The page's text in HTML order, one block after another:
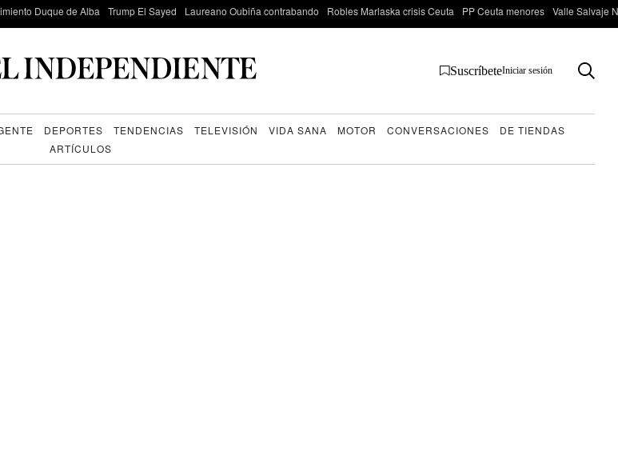
Duque de Alba Trump El Sayed Laureano Oubiña contrabando Robles Marlaska crisis Ceuta PP Ceuta menores Valle Salvaje
SuscríbeteIniciar sesión
DEPORTES TENDENCIAS TELEVISIÓN VIDA SANA MOTOR CONVERSACIONES
DE TIENDAS
ARTÍCULOS